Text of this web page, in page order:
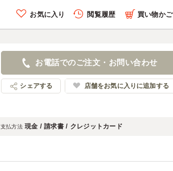
お気に入り 閲覧履歴
履歴を全件削除する
店舗名：なだ万
買い物かご
お電話でのご注文・お問い合わせ
シェアする 店舗をお気に入りに追加する
支払方法 現金 / 請求書 / クレジットカード